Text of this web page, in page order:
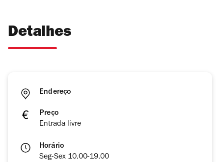
Detalhes
Endereço
Preço
Entrada livre
Horário
Seg-Sex 10.00-19.00